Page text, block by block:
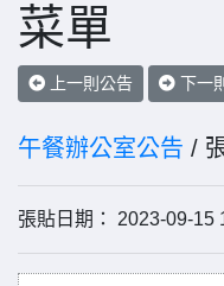
菜單
上一則公告 下一
午餐辦公室公告 /
張貼日期： 2023-09-